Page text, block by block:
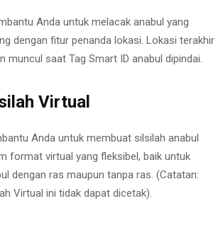
Anda untuk melacak anabul yang
dengan fitur penanda lokasi. Lokasi terakhir
muncul saat Tag Smart ID anabul dipindai.
Virtual
Anda untuk membuat silsilah anabul
format virtual yang fleksibel, baik untuk
dengan ras maupun tanpa ras. (Catatan:
Virtual ini tidak dapat dicetak).